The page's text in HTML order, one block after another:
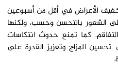
الأعراض في أقل من أسبوعين
الشعور بالتحسن وحسب، ولكنها
كما تمنع حدوث انتكاسات
المزاج وتعزيز القدرة على